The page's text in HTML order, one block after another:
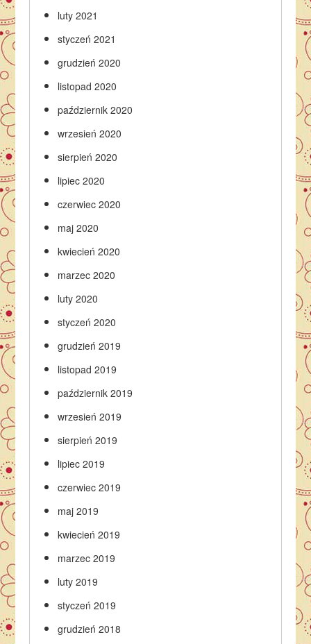
luty 2021
styczeń 2021
grudzień 2020
listopad 2020
październik 2020
wrzesień 2020
sierpień 2020
lipiec 2020
czerwiec 2020
maj 2020
kwiecień 2020
marzec 2020
luty 2020
styczeń 2020
grudzień 2019
listopad 2019
październik 2019
wrzesień 2019
sierpień 2019
lipiec 2019
czerwiec 2019
maj 2019
kwiecień 2019
marzec 2019
luty 2019
styczeń 2019
grudzień 2018